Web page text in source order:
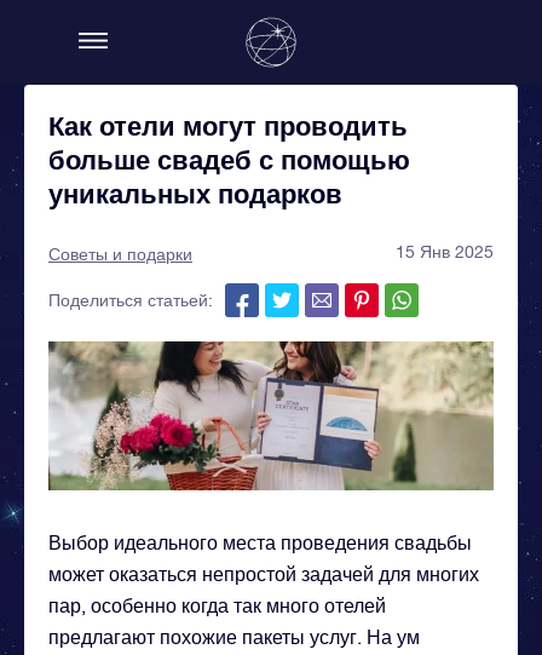
Как отели могут проводить
больше свадеб с помощью
уникальных подарков
Советы и подарки 15 Янв 2025
Поделиться статьей:
Выбор идеального места проведения свадьбы
может оказаться непростой задачей для многих
пар, особенно когда так много отелей
предлагают похожие пакеты услуг. На ум